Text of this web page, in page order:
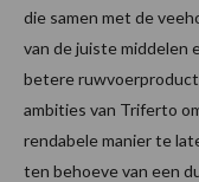
die samen met de
van de juiste middelen
betere
ambities van Triferto
rendabele manier te
ten behoeve van een